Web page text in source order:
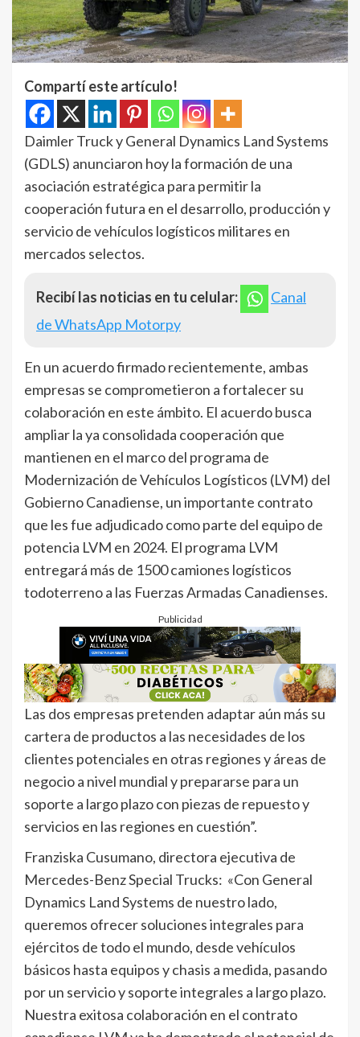
Compartí este artículo!
Daimler Truck y General Dynamics Land Systems
(GDLS) anunciaron hoy la formación de una
asociación estratégica para permitir la
cooperación futura en el desarrollo, producción y
servicio de vehículos logísticos militares en
mercados selectos.
Recibí las noticias en tu celular:
Canal
de WhatsApp Motorpy
En un acuerdo firmado recientemente, ambas
empresas se comprometieron a fortalecer su
colaboración en este ámbito. El acuerdo busca
ampliar la ya consolidada cooperación que
mantienen en el marco del programa de
Modernización de Vehículos Logísticos (LVM) del
Gobierno Canadiense, un importante contrato
que les fue adjudicado como parte del equipo de
potencia LVM en 2024. El programa LVM
entregará más de 1500 camiones logísticos
todoterreno a las Fuerzas Armadas Canadienses.
Publicidad
Las dos empresas pretenden adaptar aún más su
cartera de productos a las necesidades de los
clientes potenciales en otras regiones y áreas de
negocio a nivel mundial y prepararse para un
soporte a largo plazo con piezas de repuesto y
servicios en las regiones en cuestión”.
Franziska Cusumano, directora ejecutiva de
Mercedes-Benz Special Trucks: «Con General
Dynamics Land Systems de nuestro lado,
queremos ofrecer soluciones integrales para
ejércitos de todo el mundo, desde vehículos
básicos hasta equipos y chasis a medida, pasando
por un servicio y soporte integrales a largo plazo.
Nuestra exitosa colaboración en el contrato